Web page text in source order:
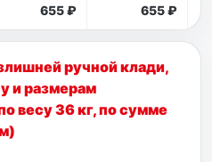
655 ₽ 655 ₽
ручной клади,
и размерам
весу 36 кг, по сумме